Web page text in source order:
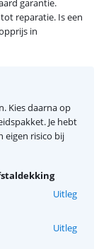
garantie.
reparatie. Is een
in
Kies daarna op
Je hebt
eigen risico bij
Uitleg
Uitleg